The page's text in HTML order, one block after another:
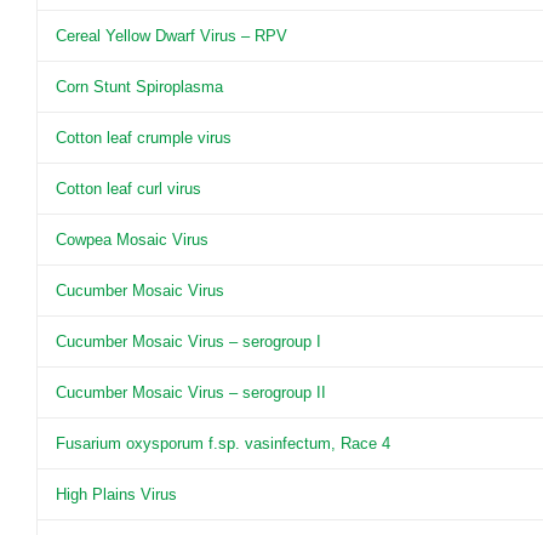
Cereal Yellow Dwarf Virus – RPV
Corn Stunt Spiroplasma
Cotton leaf crumple virus
Cotton leaf curl virus
Cowpea Mosaic Virus
Cucumber Mosaic Virus
Cucumber Mosaic Virus – serogroup I
Cucumber Mosaic Virus – serogroup II
Fusarium oxysporum f.sp. vasinfectum, Race 4
High Plains Virus